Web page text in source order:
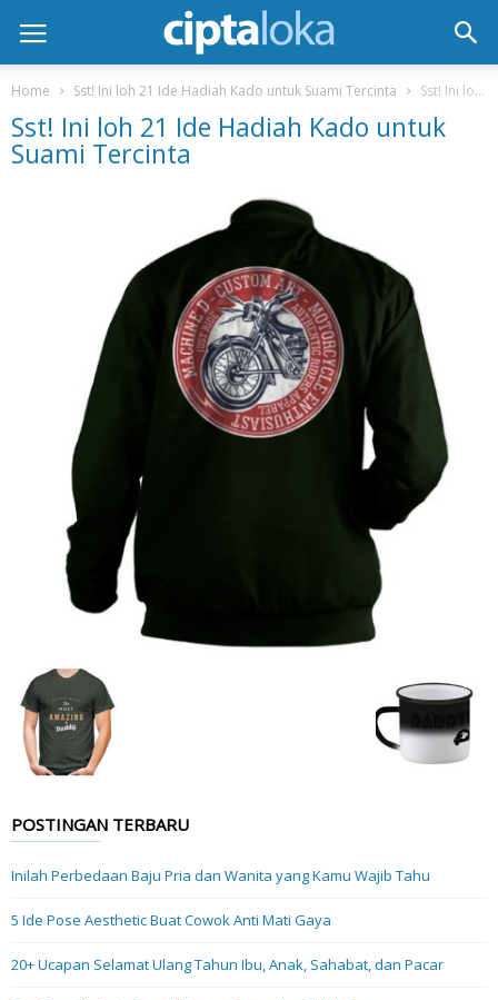
Home Sst! Ini loh 21 Ide Hadiah Kado untuk Suami Tercinta Sst! Ini loh 21 Ide Hadiah Kado untuk Suami Tercinta
Sst! Ini loh 21 Ide Hadiah Kado untuk
Suami Tercinta
POSTINGAN TERBARU
Inilah Perbedaan Baju Pria dan Wanita yang Kamu Wajib Tahu
5 Ide Pose Aesthetic Buat Cowok Anti Mati Gaya
20+ Ucapan Selamat Ulang Tahun Ibu, Anak, Sahabat, dan Pacar